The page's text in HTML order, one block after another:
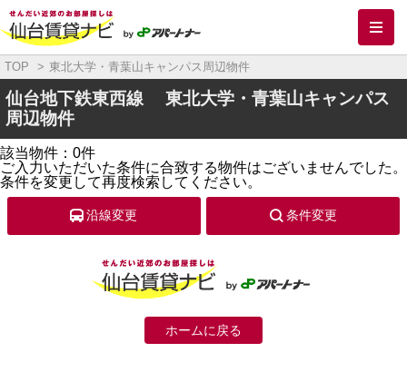
メ
TOP 東北大学・青葉山キャンパス周辺物件
仙台地下鉄東西線 東北大学・青葉山キャンパス
周辺物件
該当物件：0件
ご入力いただいた条件に合致する物件はございませんでした。
条件を変更して再度検索してください。
沿線変更 条件変更
ホームに戻る